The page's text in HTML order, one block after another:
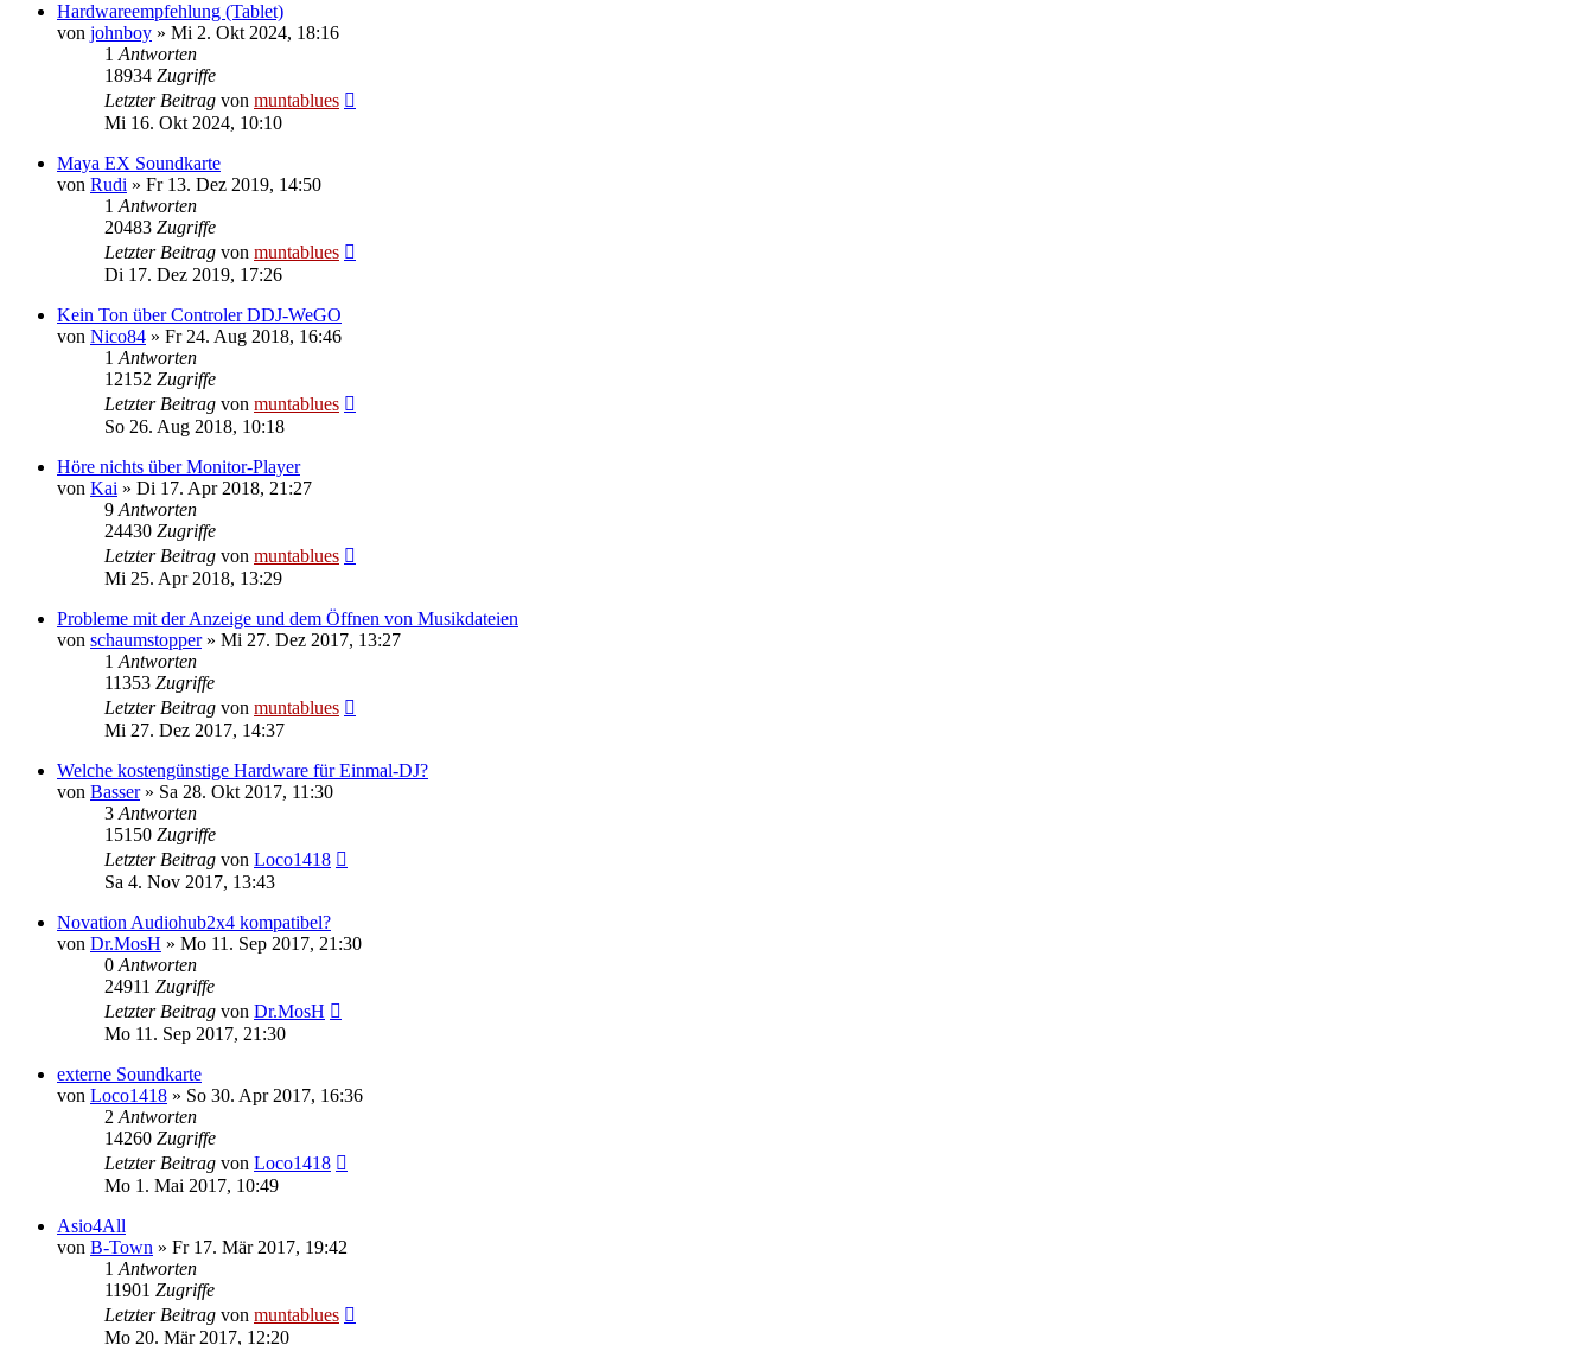
Hardwareempfehlung (Tablet)
von johnboy » Mi 2. Okt 2024, 18:16
1 Antworten
18934 Zugriffe
Letzter Beitrag von muntablues
Mi 16. Okt 2024, 10:10
Maya EX Soundkarte
von Rudi » Fr 13. Dez 2019, 14:50
1 Antworten
20483 Zugriffe
Letzter Beitrag von muntablues
Di 17. Dez 2019, 17:26
Kein Ton über Controler DDJ-WeGO
von Nico84 » Fr 24. Aug 2018, 16:46
1 Antworten
12152 Zugriffe
Letzter Beitrag von muntablues
So 26. Aug 2018, 10:18
Höre nichts über Monitor-Player
von Kai » Di 17. Apr 2018, 21:27
9 Antworten
24430 Zugriffe
Letzter Beitrag von muntablues
Mi 25. Apr 2018, 13:29
Probleme mit der Anzeige und dem Öffnen von Musikdateien
von schaumstopper» Mi 27. Dez 2017, 13:27
1 Antworten
11353 Zugriffe
Letzter Beitrag von muntablues
Mi 27. Dez 2017, 14:37
Welche kostengünstige Hardware für Einmal-DJ?
von Basser» Sa 28. Okt 2017, 11:30
3 Antworten
15150 Zugriffe
Letzter Beitrag von Loco1418
Sa 4. Nov 2017, 13:43
Novation Audiohub2x4 kompatibel?
von Dr.MosH » Mo 11. Sep 2017, 21:30
0 Antworten
24911 Zugriffe
Letzter Beitrag von Dr.MosH
Mo 11. Sep 2017, 21:30
externe Soundkarte
von Loco1418 » So 30. Apr 2017, 16:36
2 Antworten
14260 Zugriffe
Letzter Beitrag von Loco1418
Mo 1. Mai 2017, 10:49
Asio4All
von B-Town » Fr 17. Mär 2017, 19:42
1 Antworten
11901 Zugriffe
Letzter Beitrag von muntablues
Mo 20. Mär 2017, 12:20